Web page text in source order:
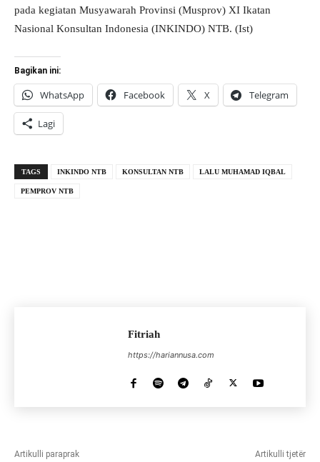
pada kegiatan Musyawarah Provinsi (Musprov) XI Ikatan
Nasional Konsultan Indonesia (INKINDO) NTB. (Ist)
Bagikan ini:
WhatsApp Facebook X Telegram
Lagi
TAGS INKINDO NTB KONSULTAN NTB LALU MUHAMAD IQBAL
PEMPROV NTB
Fitriah
https://hariannusa.com
Artikulli paraprak
Artikulli tjetër